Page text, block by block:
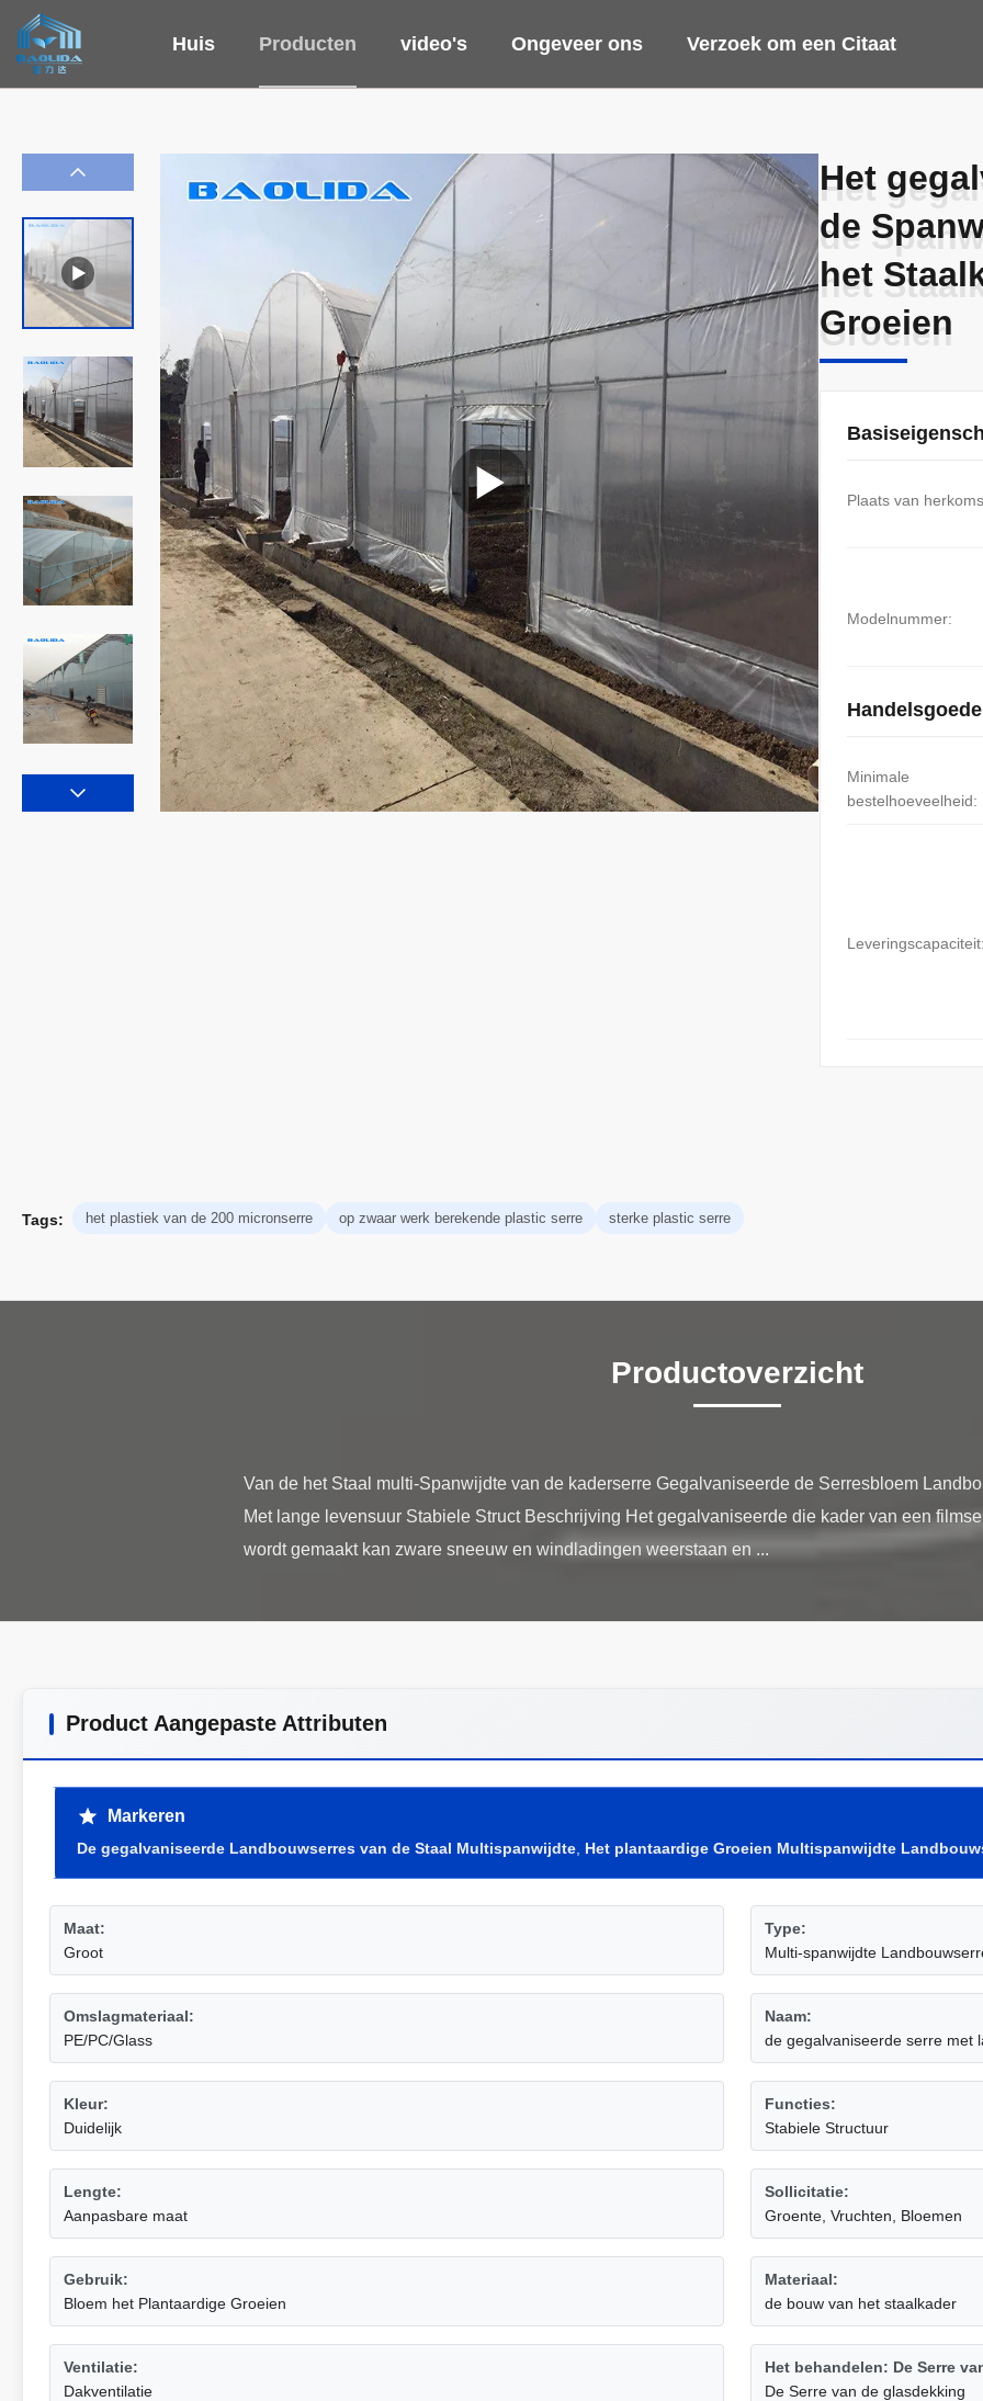
Huis Producten video's Ongeveer ons Verzoek om een Citaat
Het
de
het
Groeien
Het
de
het
Groeien
Plaats van
Modelnummer:
Minimale
bestelhoeveelheid:
Leveringscapaciteit:
Tags: het plastiek van de 200 micronserre op zwaar werk berekende plastic serre sterke plastic serre
Productoverzicht
Van de het Staal multi-Spanwijdte van de kaderserre Gegalvaniseerde de Serresbloem
Met lange levensuur Stabiele Struct Beschrijving Het gegalvaniseerde die kader van een
Product Aangepaste Attributen
Markeren
De gegalvaniseerde Landbouwserres van de Staal Multispanwijdte Het plantaardige Groeien Multispanwijdte
Maat:
Groot
Type:
Multi-spanwijdte
Omslagmateriaal:
PE/PC/Glass
Naam:
de gegalvaniseerde serre met
Kleur:
Duidelijk
Functies:
Stabiele Structuur
Lengte:
Aanpasbare maat
Sollicitatie:
Groente, Vruchten, Bloemen
Gebruik:
Bloem het Plantaardige Groeien
Materiaal:
de bouw van het staalkader
Ventilatie:
Dakventilatie
Het behandelen: De Serre
De Serre van de glasdekking